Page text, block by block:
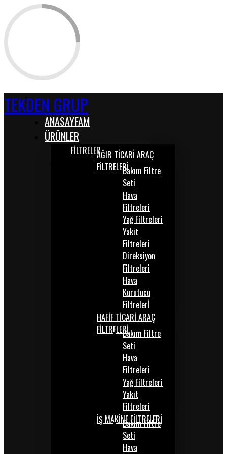
TEKDEN GRUP
ANASAYFAM
ÜRÜNLER
FİLTRELERAĞIR TİCARİ ARAÇ
FİLTRELERİBakım Filtre
Seti
Hava
Filtreleri
Yağ Filtreleri
Yakıt
Filtreleri
Direksiyon
Filtreleri
Hava
Kurutucu
Filtrelerİ
HAFİF TİCARİ ARAÇ
FİLTRELERİBakım Filtre
Seti
Hava
Filtreleri
Yağ Filtreleri
Yakıt
Filtreleri
İŞ MAKİNE FİLTRELERİ
Bakım Filtre
Seti
Hava